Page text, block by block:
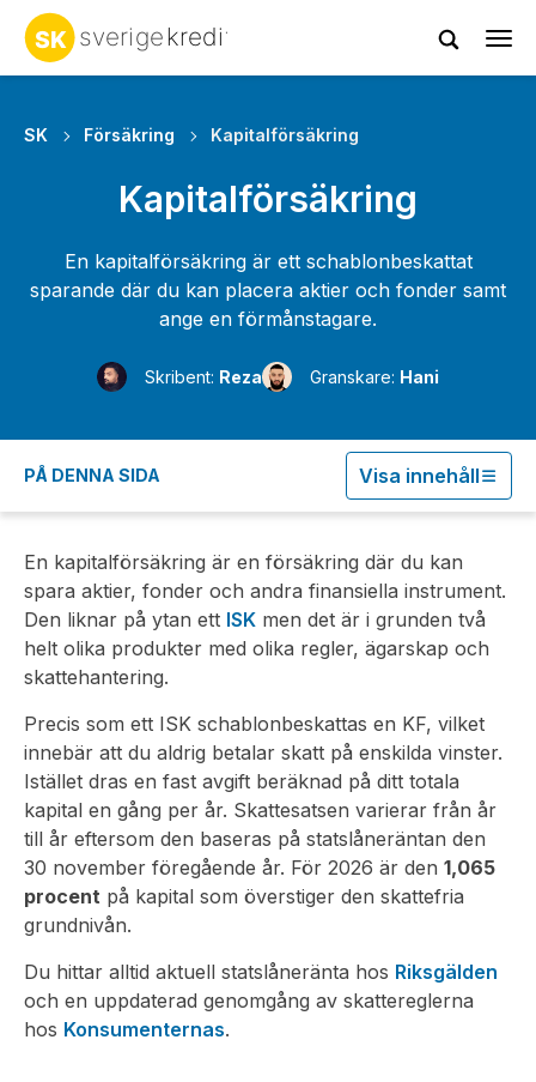
SK Försäkring Kapitalförsäkring
Kapitalförsäkring
En kapitalförsäkring är ett schablonbeskattat
sparande där du kan placera aktier och fonder samt
ange en förmånstagare.
Skribent: Reza Granskare: Hani
PÅ DENNA SIDA Visa innehåll
En kapitalförsäkring är en försäkring där du kan
spara aktier, fonder och andra finansiella instrument.
Den liknar på ytan ett ISK men det är i grunden två
helt olika produkter med olika regler, ägarskap och
skattehantering.
Precis som ett ISK schablonbeskattas en KF, vilket
innebär att du aldrig betalar skatt på enskilda vinster.
Istället dras en fast avgift beräknad på ditt totala
kapital en gång per år. Skattesatsen varierar från år
till år eftersom den baseras på statslåneräntan den
30 november föregående år. För 2026 är den 1,065
procent på kapital som överstiger den skattefria
grundnivån.
Du hittar alltid aktuell statslåneränta hos Riksgälden
och en uppdaterad genomgång av skattereglerna
hos Konsumenternas.